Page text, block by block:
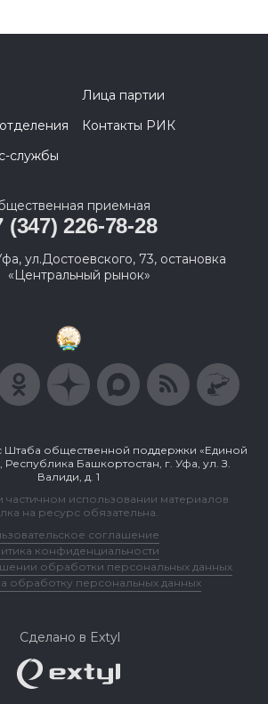
Лица партии
Контакты РИК
службы
приемная
(347) 226-78-28
ул.Достоевского, 73, остановка
«Центральный рынок»
Штаба общественной поддержки «Единой
Республика Башкортостан, г. Уфа, ул. З.
Валиди, д. 1
использовании материалов
на ресурс обязательна.
соглашение
конфиденциальности
обработки персональных данных
обработку персональных данных
Сделано в Extyl